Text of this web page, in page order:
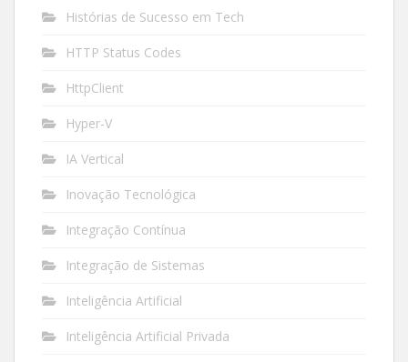
Histórias de Sucesso em Tech
HTTP Status Codes
HttpClient
Hyper-V
IA Vertical
Inovação Tecnológica
Integração Contínua
Integração de Sistemas
Inteligência Artificial
Inteligência Artificial Privada